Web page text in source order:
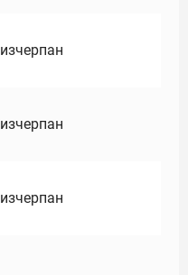
изчерпан
изчерпан
изчерпан